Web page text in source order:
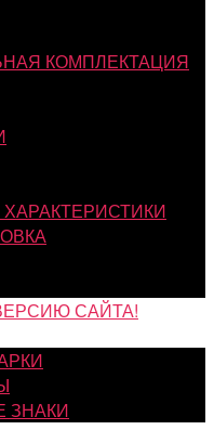
КОМПЛЕКТАЦИЯ
САЙТА!
ЗНАКИ